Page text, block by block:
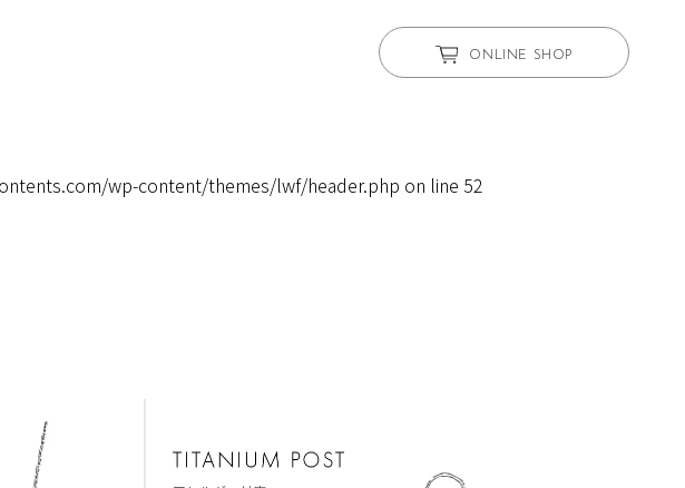
wp-content/themes/lwf/header.php on line 52
ONLINE SHOP